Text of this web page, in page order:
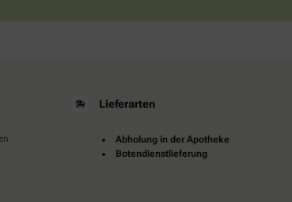
Lieferarten
Abholung in der Apotheke
Botendienstlieferung